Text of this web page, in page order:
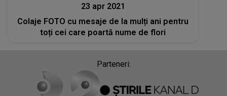
23 apr 2021
Colaje FOTO cu mesaje de la mulți ani pentru
toți cei care poartă nume de flori
Parteneri: